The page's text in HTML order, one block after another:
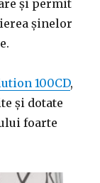
și permit
șinelor
100CD,
și dotate
foarte